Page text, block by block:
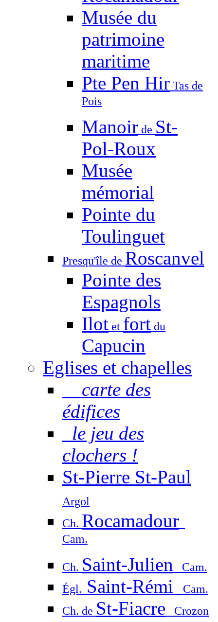
Musée du
patrimoine
maritime
Pte Pen Hir Tas de
Pois
Manoir de St-
Pol-Roux
Musée
mémorial
Pointe du
Toulinguet
Presqu'île de Roscanvel
Pointe des
Espagnols
Ilot et fort du
Capucin
Eglises et chapelles
carte des
édifices
le jeu des
clochers !
St-Pierre St-Paul
Argol
Ch. Rocamadour
Cam.
Ch. Saint-Julien Cam.
Égl. Saint-Rémi
Cam.
Ch. de St-Fiacre Crozon